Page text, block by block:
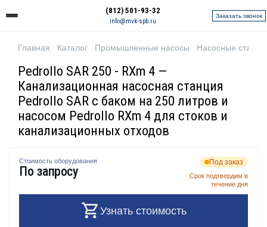
(812) 501-93-32
info@mvk-spb.ru
Заказать звонок
Главная Каталог Промышленные насосы Насосные
Pedrollo SAR 250 - RXm 4 —
Канализационная насосная станция
Pedrollo SAR с баком на 250 литров и
насосом Pedrollo RXm 4 для стоков и
канализационных отходов
Стоимость оборудования
По запросу
Под заказ
Срок подтвердим в
течение дня
Узнать стоимость